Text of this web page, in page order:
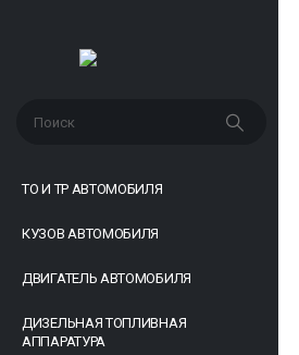
ТО И ТР АВТОМОБИЛЯ
КУЗОВ АВТОМОБИЛЯ
ДВИГАТЕЛЬ АВТОМОБИЛЯ
ДИЗЕЛЬНАЯ ТОПЛИВНАЯ
АППАРАТУРА